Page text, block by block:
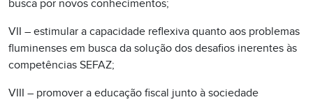
busca por novos conhecimentos;
VII – estimular a capacidade reflexiva quanto aos problemas
fluminenses em busca da solução dos desafios inerentes às
competências SEFAZ;
VIII – promover a educação fiscal junto à sociedade